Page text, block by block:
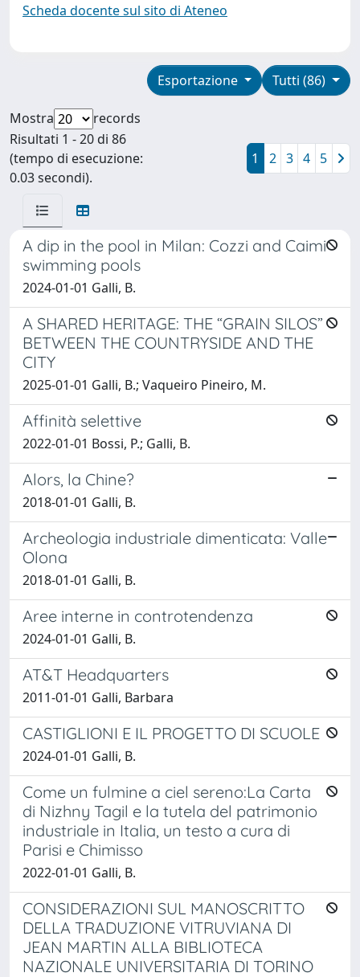
Scheda docente sul sito di Ateneo
Tutti (86)
Esportazione
Mostra
records
Risultati 1 - 20 di 86
(tempo di esecuzione:
0.03 secondi).
1 2 3 4 5
A dip in the pool in Milan: Cozzi and Caimi
swimming pools
2024-01-01 Galli, B.
A SHARED HERITAGE: THE “GRAIN SILOS”
BETWEEN THE COUNTRYSIDE AND THE
CITY
2025-01-01 Galli, B.; Vaqueiro Pineiro, M.
Affinità selettive
2022-01-01 Bossi, P.; Galli, B.
Alors, la Chine?
2018-01-01 Galli, B.
Archeologia industriale dimenticata: Valle
Olona
2018-01-01 Galli, B.
Aree interne in controtendenza
2024-01-01 Galli, B.
AT&T Headquarters
2011-01-01 Galli, Barbara
CASTIGLIONI E IL PROGETTO DI SCUOLE
2024-01-01 Galli, B.
Come un fulmine a ciel sereno:La Carta
di Nizhny Tagil e la tutela del patrimonio
industriale in Italia, un testo a cura di
Parisi e Chimisso
2022-01-01 Galli, B.
CONSIDERAZIONI SUL MANOSCRITTO
DELLA TRADUZIONE VITRUVIANA DI
JEAN MARTIN ALLA BIBLIOTECA
NAZIONALE UNIVERSITARIA DI TORINO